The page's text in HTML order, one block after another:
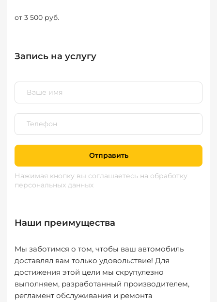
от 3 500 руб.
Запись на услугу
Отправить
Нажимая кнопку вы соглашаетесь на обработку
персональных данных
Наши преимущества
Мы заботимся о том, чтобы ваш автомобиль
доставлял вам только удовольствие! Для
достижения этой цели мы скрупулезно
выполняем, разработанный производителем,
регламент обслуживания и ремонта